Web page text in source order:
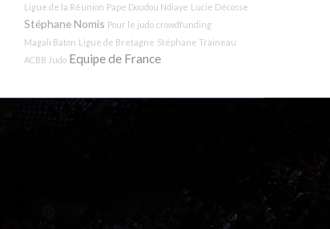
Ligue de la Réunion Pape Doudou Ndiaye Lucie Décosse
Stéphane Nomis Pour le judo crowdfunding
Magali Baton Ligue de Bretagne Stéphane Traineau
ACBB Judo Equipe de France